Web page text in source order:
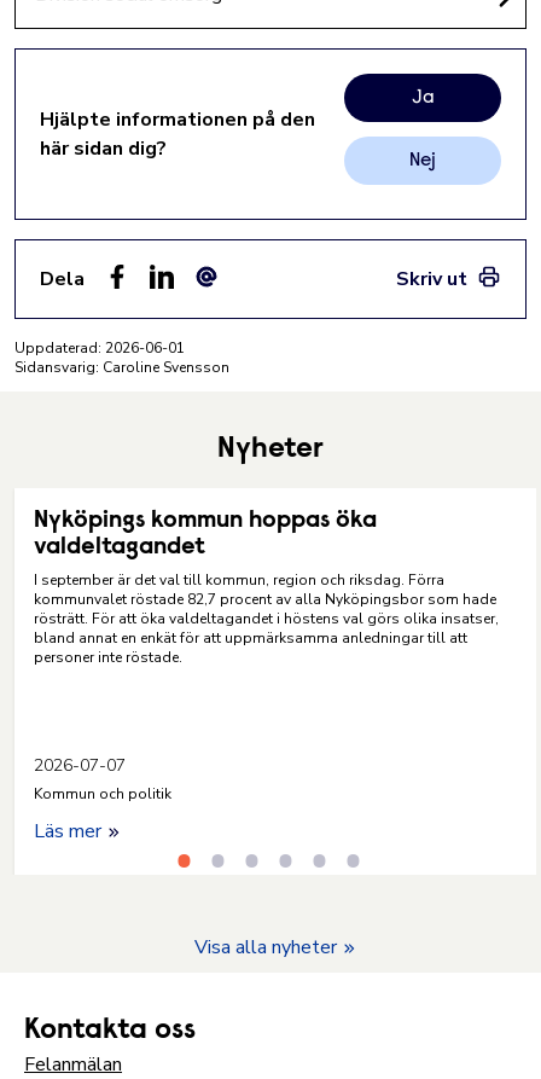
Hjälpte informationen på den
här sidan dig?
Ja
Nej
Dela
Skriv ut
Uppdaterad: 2026-06-01
Sidansvarig: Caroline Svensson
Nyheter
Nyköpings kommun hoppas öka
valdeltagandet
I september är det val till kommun, region och riksdag. Förra
kommunvalet röstade 82,7 procent av alla Nyköpingsbor som hade
rösträtt. För att öka valdeltagandet i höstens val görs olika insatser,
bland annat en enkät för att uppmärksamma anledningar till att
personer inte röstade.
2026-07-07
Kommun och politik
Läs mer
Visa alla nyheter
Kontakta oss
Felanmälan